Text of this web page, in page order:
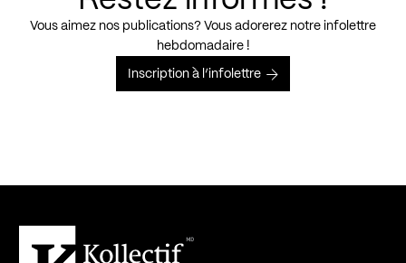
Vous aimez nos publications? Vous adorerez notre infolettre
hebdomadaire !
Inscription à l’infolettre